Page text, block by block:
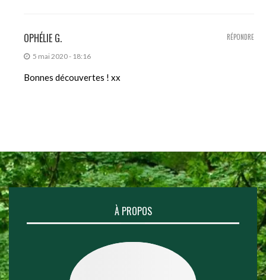
OPHÉLIE G.
5 mai 2020 - 18:16
Bonnes découvertes ! xx
RÉPONDRE
À PROPOS